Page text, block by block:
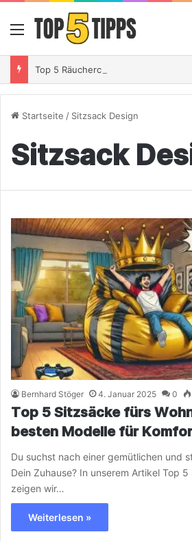
Menü
Startseite / Sitzsack Design
Sitzsack
Bernhard Stöger 4. Januar 2025 0
Top 5 Sitzsäcke fürs
besten Modelle für
Du suchst nach einer gemütlichen und
Dein Zuhause? In unserem Artikel Top
zeigen wir…
Weiterlesen »